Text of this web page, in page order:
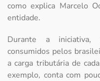
como explica Marcelo
entidade.
Durante a iniciativa,
consumidos pelos
a carga tributária de
exemplo, conta com